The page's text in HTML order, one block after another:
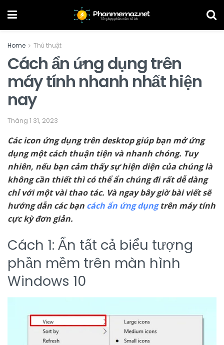
Home Thủ thuật
Cách ẩn ứng dụng trên
máy tính nhanh nhất hiện
nay
Tháng 1 31, 2023
Các icon ứng dụng trên desktop giúp bạn mở ứng
dụng một cách thuận tiện và nhanh chóng. Tuy
nhiên, nếu bạn cảm thấy sự hiện diện của chúng là
không cần thiết thì có thể ẩn chúng đi rất dễ dàng
chỉ với một vài thao tác. Và ngay bây giờ bài viết sẽ
hướng dẫn các bạn cách ẩn ứng dụngtrên máy tính
cực kỳ đơn giản.
Cách 1: Ẩn tất cả biểu tượng
phần mềm trên màn hình
Windows 10